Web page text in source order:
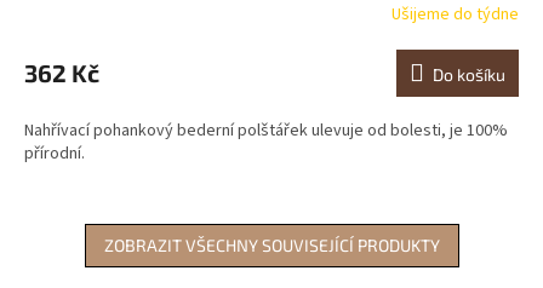
produktu
je
z
5
Ušijeme do týdne
362 Kč Do košíku
Nahřívací pohankový bederní polštářek ulevuje od bolesti, je 100%
přírodní.
ZOBRAZIT VŠECHNY SOUVISEJÍCÍ PRODUKTY